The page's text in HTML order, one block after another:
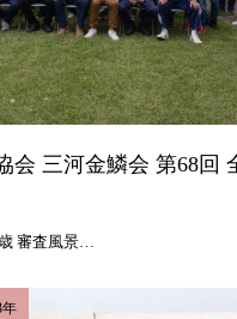
会 三河金鱗会 第68回
審査風景…
年